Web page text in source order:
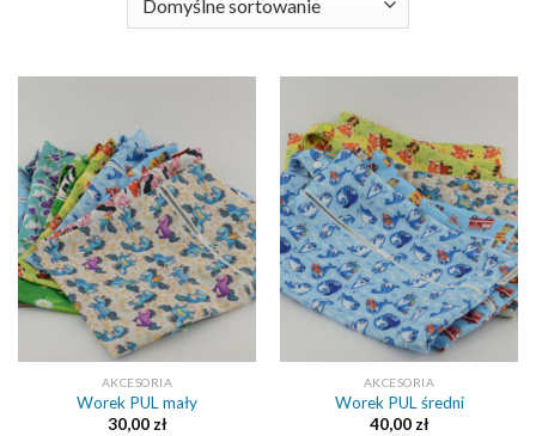
AKCESORIA
Worek PUL mały
30,00zł
AKCESORIA
Worek PUL średni
40,00zł